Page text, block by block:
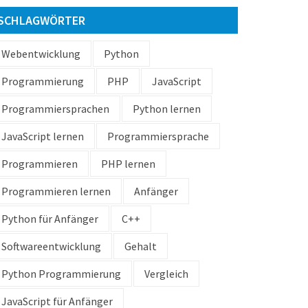
Webentwicklung
Python
Programmierung
PHP
JavaScript
Programmiersprachen
Python lernen
JavaScript lernen
Programmiersprache
Programmieren
PHP lernen
Programmieren lernen
Anfänger
Python für Anfänger
C++
Softwareentwicklung
Gehalt
Python Programmierung
Vergleich
JavaScript für Anfänger